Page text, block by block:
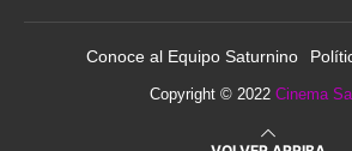
Conoce al Equipo Saturnino
Copyright © 2022 Cinema